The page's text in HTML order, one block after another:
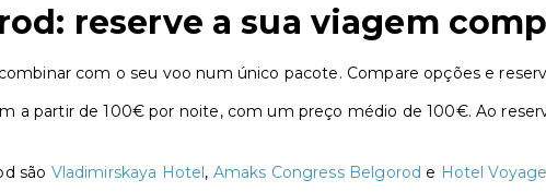
reserve a sua viagem
com o seu voo num único pacote. Compare opções e
a partir de 100€ por noite, com um preço médio de 100€. Ao
são Vladimirskaya Hotel, Amaks Congress Belgorod e Hotel Voyage